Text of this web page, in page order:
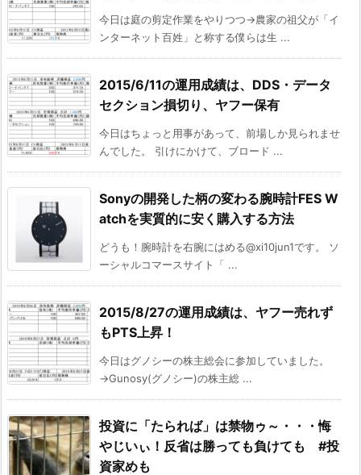
今日は庭の剪定作業をやりつつ→農家の祖父が「イ
ンターネット百姓」と称する僕らは生 ...
2015/6/11の運用成績は、DDS・データ
セクション損切り、ヤフー保有
今日はちょっと用事があって、前場しか見られませ
んでした。 引けにかけて、ブロード ...
Sonyの開発した柄の変わる腕時計FES W
atchを実質的に安く購入する方法
どうも！腕時計を右腕にはめる@xi10jun1です。 ソ
ーシャルコマースサイト「 ...
2015/8/27の運用成績は、ヤフー売れず
もPTS上昇！
今日はグノシーの株主総会に参加していました。
→Gunosy(グノシー)の株主総 ...
投資に「たられば」は禁物ゥ～・・・悔
やじいぃ！反省は勝っても負けても #投
資家めも